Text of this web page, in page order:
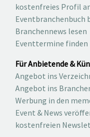
kostenfreies Profil
Eventbranchenbuch
Branchennews lesen
Eventtermine finden
Für Anbietende &
Angebot ins
Angebot ins
Werbung in den
Event & News
kostenfreien